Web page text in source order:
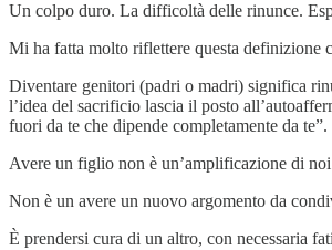
Un colpo duro. La difficoltà delle rinunce.
Mi ha fatta molto riflettere questa definizione
Diventare genitori (padri o madri) significa
l’idea del sacrificio lascia il posto
fuori da te che dipende completamente da te”.
Avere un figlio non è un’amplificazione di noi
Non è un avere un nuovo argomento da
È prendersi cura di un altro, con necessaria